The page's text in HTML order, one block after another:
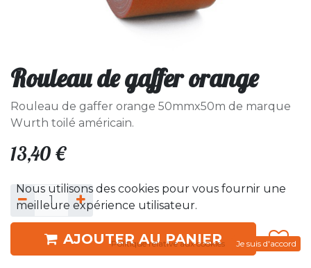
Rouleau de gaffer orange
Rouleau de gaffer orange 50mmx50m de marque
Wurth toilé américain.
13,40 €
AJOUTER AU PANIER
Nous utilisons des cookies pour vous fournir une
meilleure expérience utilisateur.
Politique relative aux cookies Je suis d'accord